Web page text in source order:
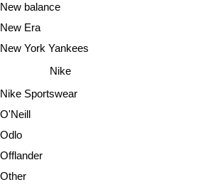
New balance
New Era
New York Yankees
Nike
Nike Sportswear
O'Neill
Odlo
Offlander
Other